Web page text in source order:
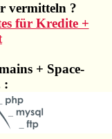
vermitteln ?
für Kredite +
+ Space-
: